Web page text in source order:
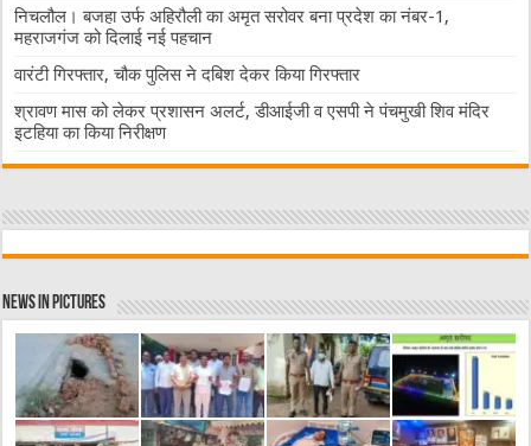
निचलौल। बजहा उर्फ अहिरौली का अमृत सरोवर बना प्रदेश का नंबर-1,
महराजगंज को दिलाई नई पहचान
वारंटी गिरफ्तार, चौक पुलिस ने दबिश देकर किया गिरफ्तार
श्रावण मास को लेकर प्रशासन अलर्ट, डीआईजी व एसपी ने पंचमुखी शिव मंदिर
इटहिया का किया निरीक्षण
News in Pictures